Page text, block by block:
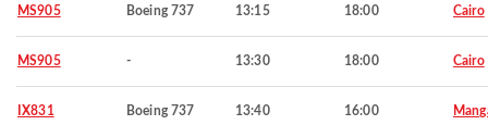
MS905 Boeing 737 13:15 18:00 Cairo
MS905 - 13:30 18:00 Cairo
IX831 Boeing 737 13:40 16:00